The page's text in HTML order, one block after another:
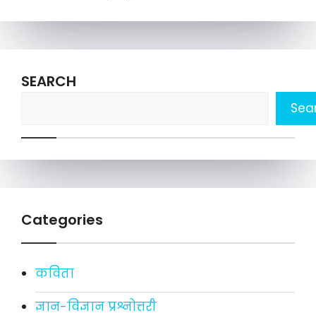
SEARCH
Categories
कविता
ज्ञान-विज्ञान प्रश्नोत्तरी